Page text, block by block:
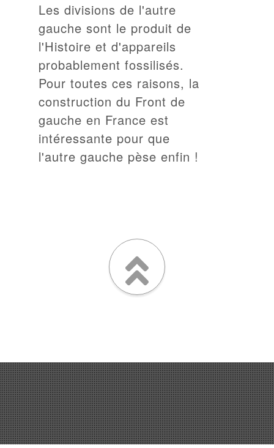
Les divisions de l'autre
gauche sont le produit de
l'Histoire et d'appareils
probablement fossilisés.
Pour toutes ces raisons, la
construction du Front de
gauche en France est
intéressante pour que
l'autre gauche pèse enfin !